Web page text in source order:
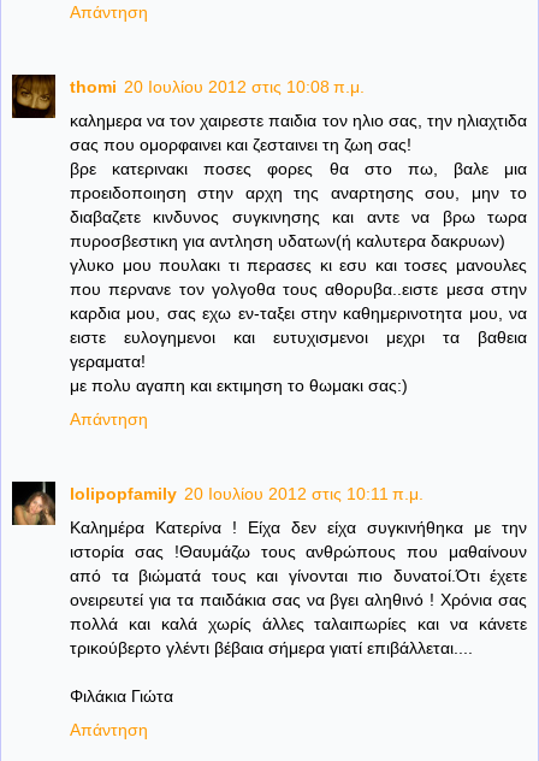
Απάντηση
thomi 20 Ιουλίου 2012 στις 10:08 π.μ.
καλημερα να τον χαιρεστε παιδια τον ηλιο σας, την ηλιαχτιδα
σας που ομορφαινει και ζεσταινει τη ζωη σας!
βρε κατερινακι ποσες φορες θα στο πω, βαλε μια
προειδοποιηση στην αρχη της αναρτησης σου, μην το
διαβαζετε κινδυνος συγκινησης και αντε να βρω τωρα
πυροσβεστικη για αντληση υδατων(ή καλυτερα δακρυων)
γλυκο μου πουλακι τι περασες κι εσυ και τοσες μανουλες
που περνανε τον γολγοθα τους αθορυβα..ειστε μεσα στην
καρδια μου, σας εχω εν-ταξει στην καθημερινοτητα μου, να
ειστε ευλογημενοι και ευτυχισμενοι μεχρι τα βαθεια
γεραματα!
με πολυ αγαπη και εκτιμηση το θωμακι σας:)
Απάντηση
lolipopfamily 20 Ιουλίου 2012 στις 10:11 π.μ.
Καλημέρα Κατερίνα ! Είχα δεν είχα συγκινήθηκα με την
ιστορία σας !Θαυμάζω τους ανθρώπους που μαθαίνουν
από τα βιώματά τους και γίνονται πιο δυνατοί.Ότι έχετε
ονειρευτεί για τα παιδάκια σας να βγει αληθινό ! Χρόνια σας
πολλά και καλά χωρίς άλλες ταλαιπωρίες και να κάνετε
τρικούβερτο γλέντι βέβαια σήμερα γιατί επιβάλλεται....
Φιλάκια Γιώτα
Απάντηση